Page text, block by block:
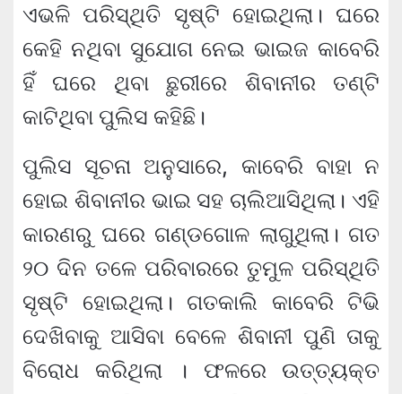
ଏଭଳି ପରିସ୍ଥିତି ସୃଷ୍ଟି ହୋଇଥିଲା। ଘରେ
କେହି ନଥିବା ସୁଯୋଗ ନେଇ ଭାଇଜ କାବେରି
ହିଁ ଘରେ ଥିବା ଛୁରୀରେ ଶିବାନୀର ତଣ୍ଟି
କାଟିଥିବା ପୁଲିସ କହିଛି।
ପୁଲିସ ସୂଚନା ଅନୁସାରେ, କାବେରି ବାହା ନ
ହୋଇ ଶିବାନୀର ଭାଇ ସହ ଚାଲିଆସିଥିଲା। ଏହି
କାରଣରୁ ଘରେ ଗଣ୍ଡଗୋଳ ଲାଗୁଥିଲା। ଗତ
୨୦ ଦିନ ତଳେ ପରିବାରରେ ତୁମୁଳ ପରିସ୍ଥିତି
ସୃଷ୍ଟି ହୋଇଥିଲା। ଗତକାଲି କାବେରି ଟିଭି
ଦେଖିବାକୁ ଆସିବା ବେଳେ ଶିବାନୀ ପୁଣି ତାକୁ
ବିରୋଧ କରିଥିଲା । ଫଳରେ ଉତ୍ତ୍ୟକ୍ତ